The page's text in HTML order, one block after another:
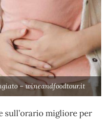
– wineandfoodtour.it
sull’orario migliore per